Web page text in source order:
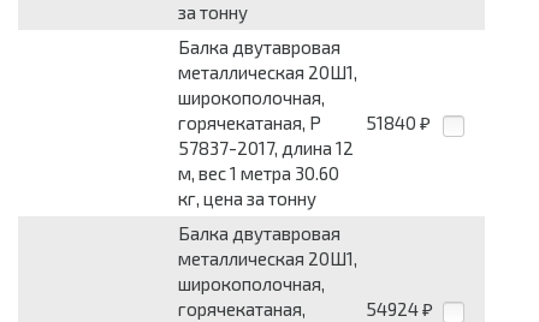
за тонну
Балка двутавровая
металлическая 20Ш1,
широкополочная,
горячекатаная, Р
57837-2017, длина 12
м, вес 1 метра 30.60
кг, цена за тонну
51840 ₽
Балка двутавровая
металлическая 20Ш1,
широкополочная,
горячекатаная,
54924 ₽